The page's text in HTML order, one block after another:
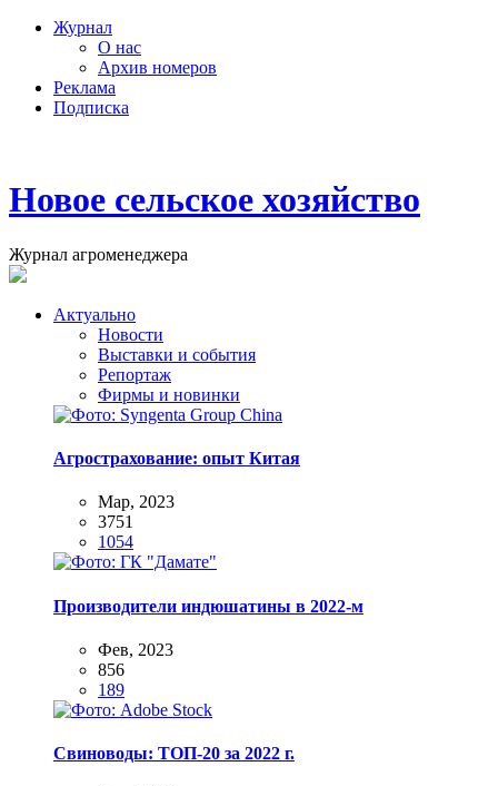
Журнал
О нас
Архив номеров
Реклама
Подписка
Новое сельское хозяйство
Журнал агроменеджера
Актуально
Новости
Выставки и события
Репортаж
Фирмы и новинки
Агрострахование: опыт Китая
Мар, 2023
3751
1054
Производители индюшатины в 2022-м
Фев, 2023
856
189
Свиноводы: ТОП-20 за 2022 г.